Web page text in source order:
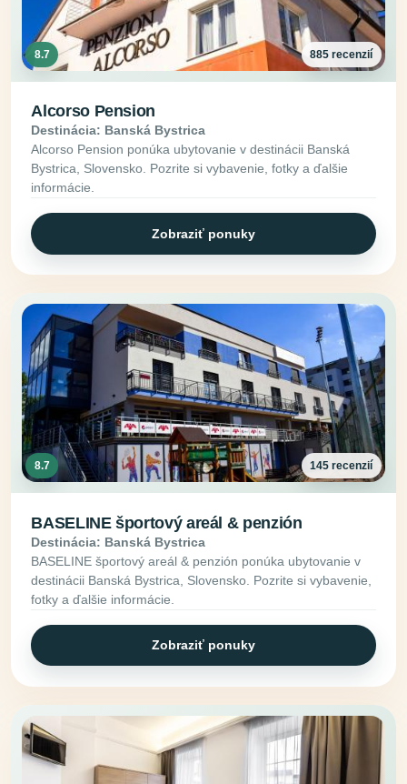
8.7 885 recenzií
Alcorso Pension
Destinácia: Banská Bystrica
Alcorso Pension ponúka ubytovanie v destinácii Banská
Bystrica, Slovensko. Pozrite si vybavenie, fotky a ďalšie
informácie.
Zobraziť ponuky
8.7 145 recenzií
BASELINE športový areál & penzión
Destinácia: Banská Bystrica
BASELINE športový areál & penzión ponúka ubytovanie v
destinácii Banská Bystrica, Slovensko. Pozrite si vybavenie,
fotky a ďalšie informácie.
Zobraziť ponuky